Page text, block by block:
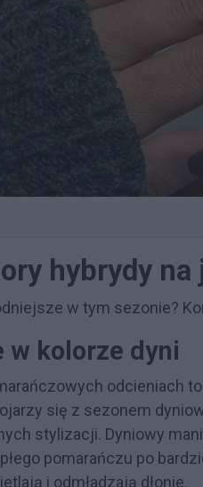
hybrydy na
w tym sezonie?
w kolorze dyni
odcieniach to
się z sezonem
stylizacji. Dyniowy
pomarańczu po
i odmładzają dłonie.